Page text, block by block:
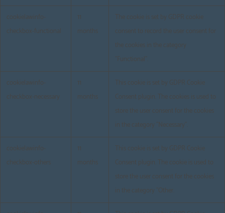
cookielawinfo-
checkbox-functional
11
months
The cookie is set by GDPR cookie
consent to record the user consent for
the cookies in the category
"Functional".
cookielawinfo-
checkbox-necessary
11
months
This cookie is set by GDPR Cookie
Consent plugin. The cookies is used to
store the user consent for the cookies
in the category "Necessary".
cookielawinfo-
checkbox-others
11
months
This cookie is set by GDPR Cookie
Consent plugin. The cookie is used to
store the user consent for the cookies
in the category "Other.